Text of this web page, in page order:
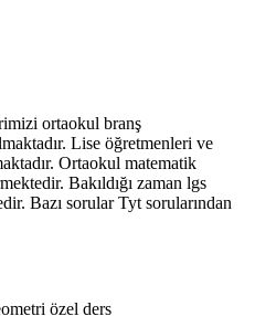
ortaokul branş
Lise öğretmenleri ve
Ortaokul matematik
Bakıldığı zaman lgs
Bazı sorular Tyt sorularından
özel ders